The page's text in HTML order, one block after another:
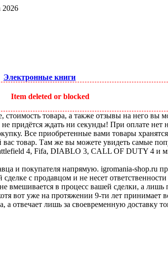
2026
Электронные книги
Item deleted or blocked
товара, а также отзывы на него вы
придётся ждать ни секунды! При оплате нет
Все приобретенные вами товары
товар. Там же вы можете увидеть самые
4, Fifa, DIABLO 3, CALL OF DUTY 4 и
и покупателя напрямую. igromania-shop.ru
с продавцом и не несет
вмешивается в процесс вашей сделки, а
вот уже на протяжении 9-ти лет
а отвечает лишь за своевременную доставку